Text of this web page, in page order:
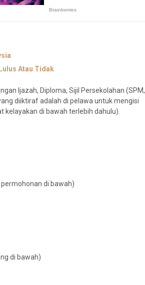
Atau Tidak
Ijazah, Diploma, Sijil Persekolahan (SPM,
diiktiraf adalah di pelawa untuk mengisi
kelayakan di bawah terlebih dahulu).
di bawah)
di bawah)